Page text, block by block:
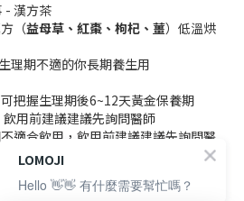
漢方茶
（益母草、紅棗、枸杞、薑）低溫烘
理期不適的你長期養生用
把握生理期後6~12天黃金保養期
用前建議建議先詢問醫師
適合飲用，飲用前建議建議先詢問醫
乳期間不適合飲用，飲用前建議建議
LOMOJI
Hello 👋👋 有什麼需要幫忙嗎？